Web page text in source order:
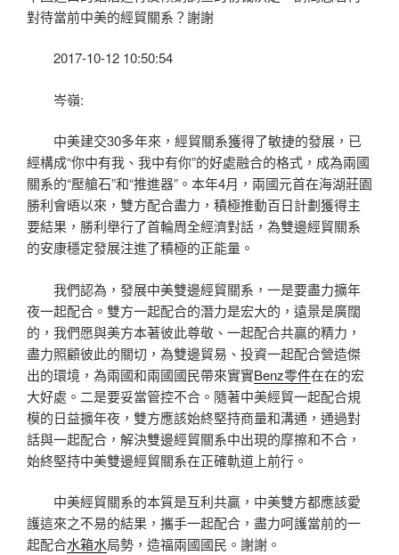
對待當前中美的經貿關系？謝謝
2017-10-12 10:50:54
岑嶺:
中美建交30多年來，經貿關系獲得了敏捷的發展，已
經構成“你中有我、我中有你”的好處融合的格式，成為兩國
關系的“壓艙石”和“推進器”。本年4月，兩國元首在海湖莊園
勝利會晤以來，雙方配合盡力，積極推動百日計劃獲得主
要結果，勝利舉行了首輪周全經濟對話，為雙邊經貿關系
的安康穩定發展注進了積極的正能量。
我們認為，發展中美雙邊經貿關系，一是要盡力擴年
夜一起配合。雙方一起配合的潛力是宏大的，遠景是廣闊
的，我們愿與美方本著彼此尊敬、一起配合共贏的精力，
盡力照顧彼此的關切，為雙邊貿易、投資一起配合營造傑
出的環境，為兩國和兩國國民帶來實實Benz零件在在的宏
大好處。二是要妥當管控不合。隨著中美經貿一起配合規
模的日益擴年夜，雙方應該始終堅持商量和溝通，通過對
話與一起配合，解決雙邊經貿關系中出現的摩擦和不合，
始終堅持中美雙邊經貿關系在正確軌道上前行。
中美經貿關系的本質是互利共贏，中美雙方都應該愛
護這來之不易的結果，攜手一起配合，盡力呵護當前的一
起配合水箱水局勢，造福兩國國民。謝謝。